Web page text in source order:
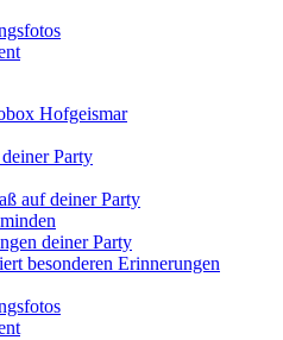
Hofgeismar
Party
auf deiner Party
deiner Party
besonderen Erinnerungen